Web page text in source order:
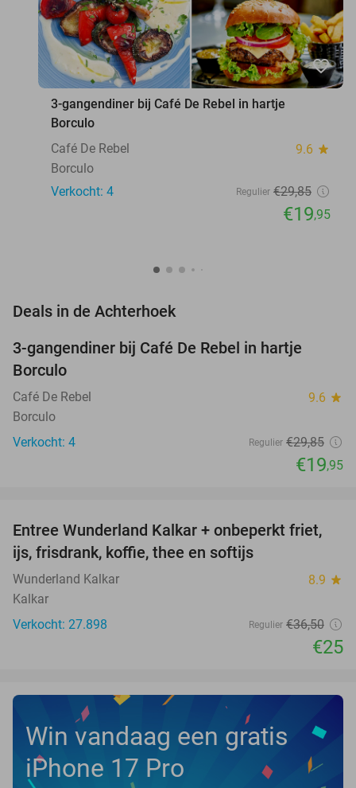
favorite_border
3-gangendiner bij Café De Rebel in hartje
Borculo
Café De Rebel
9.6 star
Borculo
Verkocht: 4
Regulier €29,85
€19,95
Deals in de Achterhoek
NEW
TODAY
3-gangendiner bij Café De Rebel in hartje
Borculo
Café De Rebel 9.6 star
Borculo
Verkocht: 4
Regulier €29,85
€19,95
32%
Entree Wunderland Kalkar + onbeperkt friet,
ijs, frisdrank, koffie, thee en softijs
Wunderland Kalkar 8.9 star
Kalkar
Verkocht: 27.898
Regulier €36,50
€25
Win vandaag een gratis
iPhone 17 Pro